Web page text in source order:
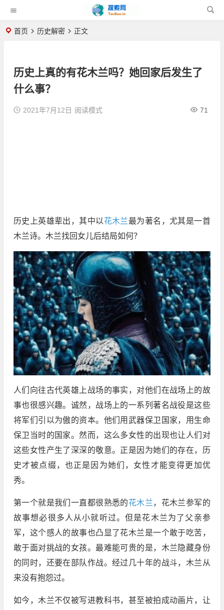
首页 历史解密 正文
历史上真的有花木兰吗？她回家后发生了
什么事？
2021年7月12日 71
阅读模式
历史上英雄辈出，其中以 花木兰最为著名，尤其是一首
木兰诗。木兰找回女儿后结局如何？
人们向往古代英雄上战场的事实，对他们在战场上的故
事也很感兴趣。诚然，战场上的一系列著名战役是这些
将军们引以为傲的资本。他们用武器保卫国家，用生命
保卫当时的国家。然而，这么多女性的出现也让人们对
这些女性产生了深深的敬意。正是因为她们的存在，历
史才被点缀，也正是因为她们，女性才能变得更加优
秀。
第一个就是我们一直都很熟悉的花木兰，花木兰参军的
故事想必很多人从小就听过。但是花木兰为了父亲参
军，这个感人的故事也凸显了花木兰是一个敢于吃苦，
敢于面对挑战的女孩。最难能可贵的是，木兰隐藏身份
的同时，还要在部队作战。经过几十年的战斗，木兰从
来没有抱怨过。
如今，木兰不仅被写进教科书，甚至被拍成动画片，让